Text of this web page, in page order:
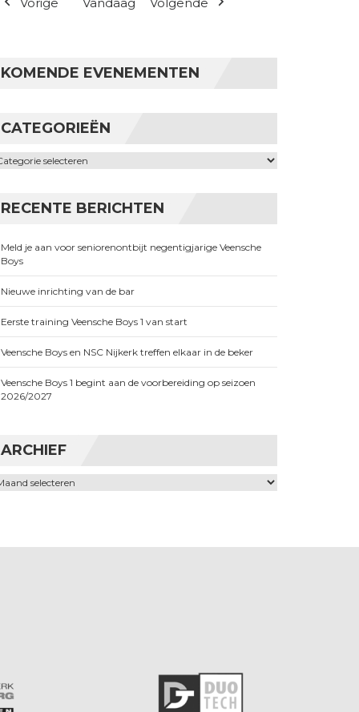
KOMENDE EVENEMENTEN
CATEGORIEËN
RECENTE BERICHTEN
Meld je aan voor seniorenontbijt negentigjarige Veensche
Boys
Nieuwe inrichting van de bar
Eerste training Veensche Boys 1 van start
Veensche Boys en NSC Nijkerk treffen elkaar in de beker
Veensche Boys 1 begint aan de voorbereiding op seizoen
2026/2027
ARCHIEF